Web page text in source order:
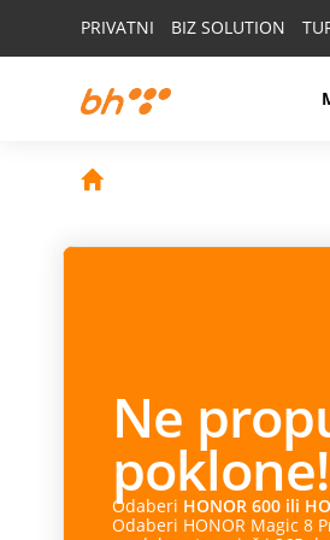
PRIVATNI BIZ SOLUTION
Ne
poklone!
Odaberi HONOR 600 ili
Odaberi HONOR Magic 8